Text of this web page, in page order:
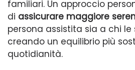
familiari. Un approccio
di assicurare maggiore
persona assistita sia a chi
creando un equilibrio più
quotidianità.